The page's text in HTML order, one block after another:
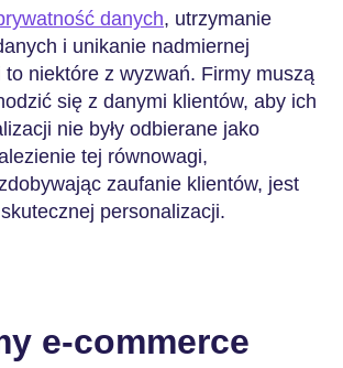
danych, utrzymanie
i unikanie nadmiernej
to niektóre z wyzwań. Firmy muszą
się z danymi klientów, aby ich
nie były odbierane jako
tej równowagi,
zaufanie klientów, jest
personalizacji.
e-commerce